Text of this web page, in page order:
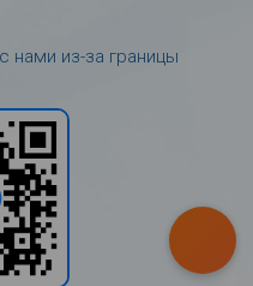
нами из-за границы